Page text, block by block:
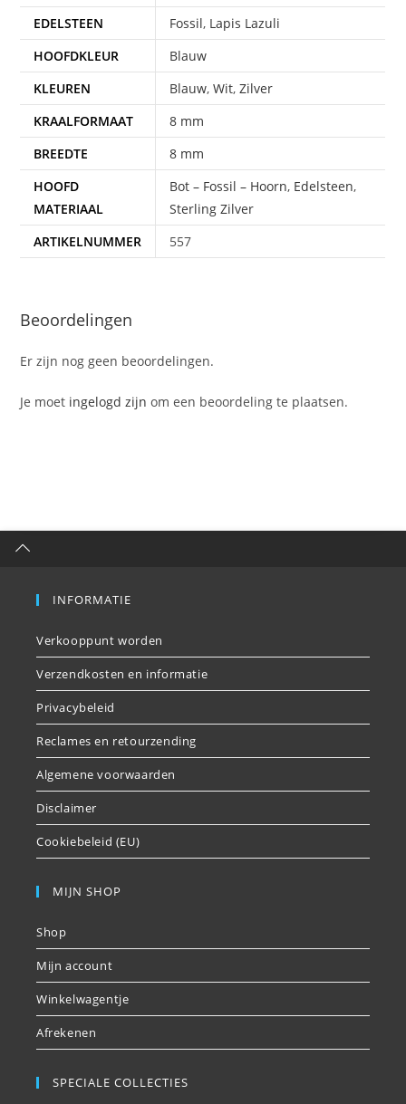
EDELSTEEN
Fossil, Lapis Lazuli
HOOFDKLEUR
Blauw
KLEUREN
Blauw,Wit,Zilver
KRAALFORMAAT
8 mm
BREEDTE
8 mm
HOOFD
MATERIAAL
Bot – Fossil – Hoorn, Edelsteen,
Sterling Zilver
ARTIKELNUMMER
557
Beoordelingen
Er zijn nog geen beoordelingen.
Je moet ingelogd zijn om een beoordeling te plaatsen.
INFORMATIE
Verkooppunt worden
Verzendkosten en informatie
Privacybeleid
Reclames en retourzending
Algemene voorwaarden
Disclaimer
Cookiebeleid (EU)
MIJN SHOP
Shop
Mijn account
Winkelwagentje
Afrekenen
SPECIALE COLLECTIES